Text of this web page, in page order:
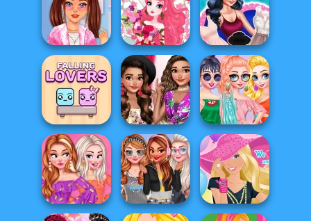
Swat Vs Zombies
VSCO and E-Girl
Bffs
Urban Glam
Warriors
Fashionista Daily
Routine
Cupid Doll
Selena Gomez
Date Night
Falling Lovers
Moana Summer
Fashion Show
BFFs Street Style
Looks